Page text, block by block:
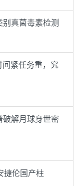
真菌毒素检测
紧任务重，究
解月球身世密
捷伦国产柱